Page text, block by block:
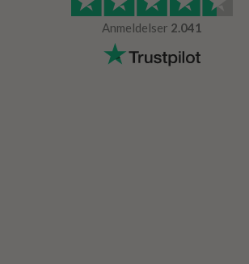
Anmeldelser 2.041
Verifisert